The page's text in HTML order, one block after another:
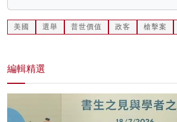
美國 選舉 普世價值 政客 槍擊案
編輯精選